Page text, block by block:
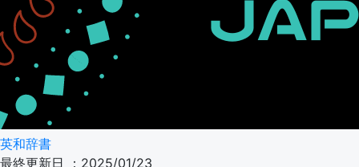
英和辞書
最終更新日 ：2025/01/23